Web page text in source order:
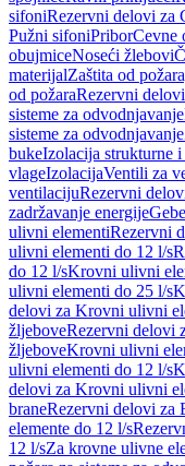
sifoniRezervni delovi za
Pužni sifoniPriborCevne
obujmiceNoseći žlebovi
materijalZaštita od
od požaraRezervni
sisteme za odvodnjavanje
sisteme za odvodnjavanje
bukeIzolacija strukturne
vlageIzolacijaVentili za
ventilacijuRezervni
zadržavanje energije
ulivni elementiRezervni
ulivni elementi do 12 l/s
do 12 l/sKrovni ulivni
ulivni elementi do 25 l/s
delovi za Krovni ulivni
žljeboveRezervni delovi
žljeboveKrovni ulivni
ulivni elementi do 12 l/s
delovi za Krovni ulivni
braneRezervni delovi za
elemente do 12 l/s
12 l/sZa krovne ulivne